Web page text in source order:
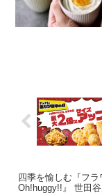
四季を愉しむ『フ
Oh!huggy!!』 世田